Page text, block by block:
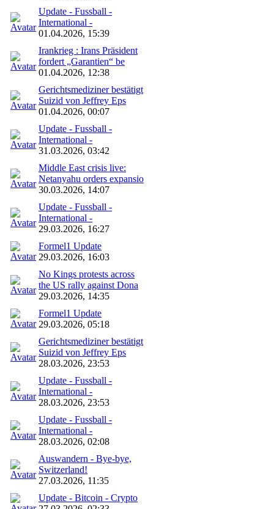
Update - Fussball -
International -
01.04.2026, 15:39
Irankrieg : Irans Präsident
fordert „Garantien“ be
01.04.2026, 12:38
Gerichtsmediziner bestätigt
Suizid von Jeffrey Eps
01.04.2026, 00:07
Update - Fussball -
International -
31.03.2026, 03:42
Middle East crisis live:
Netanyahu orders expansio
30.03.2026, 14:07
Update - Fussball -
International -
29.03.2026, 16:27
Formel1 Update
29.03.2026, 16:03
No Kings protests across
the US rally against Dona
29.03.2026, 14:35
Formel1 Update
29.03.2026, 05:18
Gerichtsmediziner bestätigt
Suizid von Jeffrey Eps
28.03.2026, 23:53
Update - Fussball -
International -
28.03.2026, 23:53
Update - Fussball -
International -
28.03.2026, 02:08
Auswandern - Bye-bye,
Switzerland!
27.03.2026, 11:35
Update - Bitcoin - Crypto